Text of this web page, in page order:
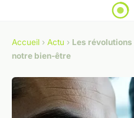
Accueil › Actu › Les
notre bien-être